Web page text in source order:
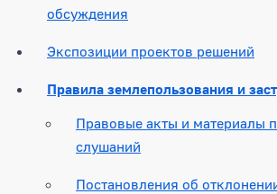
обсуждения
Экспозиции проектов решений
Правила землепользования и
Правовые акты и материалы
слушаний
Постановления об